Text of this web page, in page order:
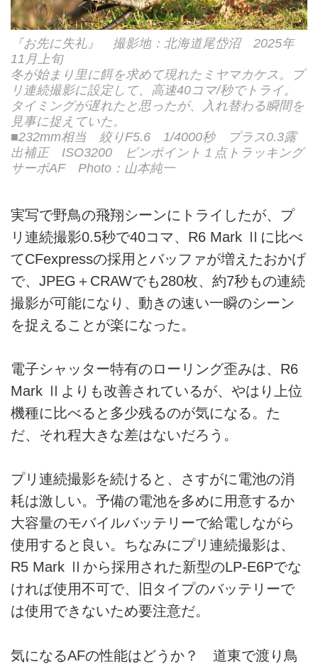
『お先に失礼』 撮影地：北海道尾岱沼 2025年
11月上旬
冬が始まり里に餌を求めて現れたミヤマカケス。プ
リ連続撮影に設定して、高速40コマ/秒でトライ。
タイミングが遅れたと思ったが、入れ替わる瞬間を
見事に捉えていた。
■232mm相当 絞りF5.6 1/4000秒 プラス0.3露
出補正 ISO3200 ピンポイント１点トラッキング
サーボAF Photo：山本純一
実写で野鳥の飛翔シーンにトライしたが、プ
リ連続撮影0.5秒で40コマ、R6 Mark Ⅱに比べ
てCFexpressの採用とバッファが増えたおかげ
で、JPEG＋CRAWでも280枚、約7秒もの連続
撮影が可能になり、動きの速い一瞬のシーン
を捉えることが楽になった。
電子シャッター特有のローリング歪みは、R6
Mark Ⅱよりも改善されているが、やはり上位
機種に比べると多少残るのが気になる。た
だ、それ程大きな差はないだろう。
プリ連続撮影を続けると、さすがに電池の消
耗は激しい。予備の電池を多めに用意するか
大容量のモバイルバッテリーで給電しながら
使用すると良い。ちなみにプリ連続撮影は、
R5 Mark Ⅱから採用された新型のLP-E6Pでな
ければ使用不可で、旧タイプのバッテリーで
は使用できないため要注意だ。
気になるAFの性能はどうか？ 道東で渡り鳥